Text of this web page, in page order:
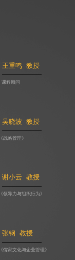
王重鸣 教授
课程顾问
吴晓波 教授
《战略管理》
谢小云 教授
《领导力与组织行为》
张钢 教授
《儒家文化与企业管理》